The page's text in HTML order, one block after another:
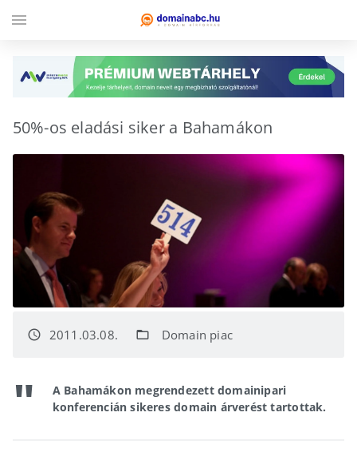
50%-os eladási siker a Bahamákon
access_time 2011.03.08. folder_open Domain piac
A Bahamákon megrendezett domainipari
konferencián sikeres domain árverést tartottak.
menu